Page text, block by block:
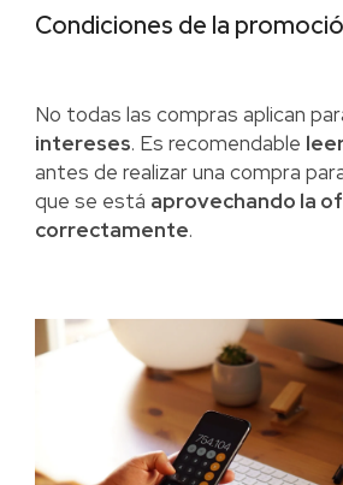
Condiciones de la
No todas las compras aplican
intereses. Es recomendable
antes de realizar una compra
que se está aprovechando la
correctamente.